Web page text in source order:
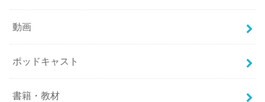
動画
ポッドキャスト
書籍・教材